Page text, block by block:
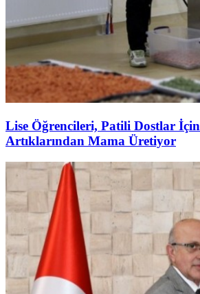
Lise Öğrencileri, Patili Dostlar İçin
Artıklarından Mama Üretiyor